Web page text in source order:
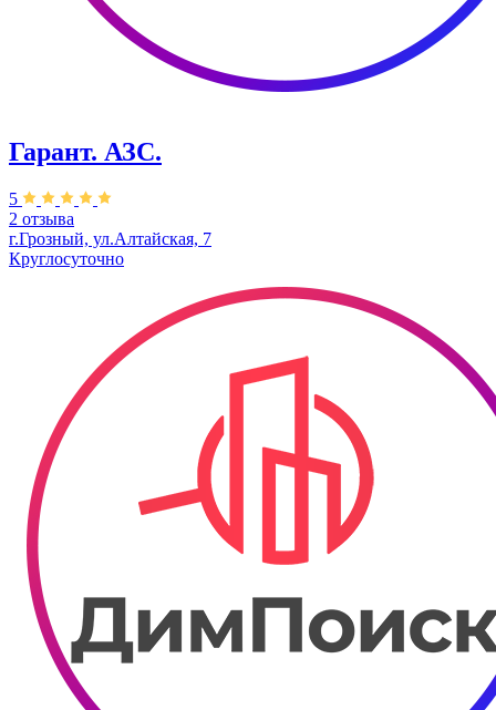
Гарант. АЗС.
5
2 отзыва
г.Грозный, ул.Алтайская, 7
Круглосуточно